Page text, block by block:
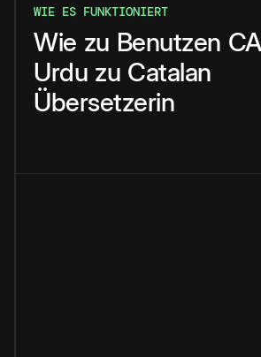
WIE ES FUNKTIONIERT
Wie zu Benutzen
Urdu zu Catalan
Übersetzerin